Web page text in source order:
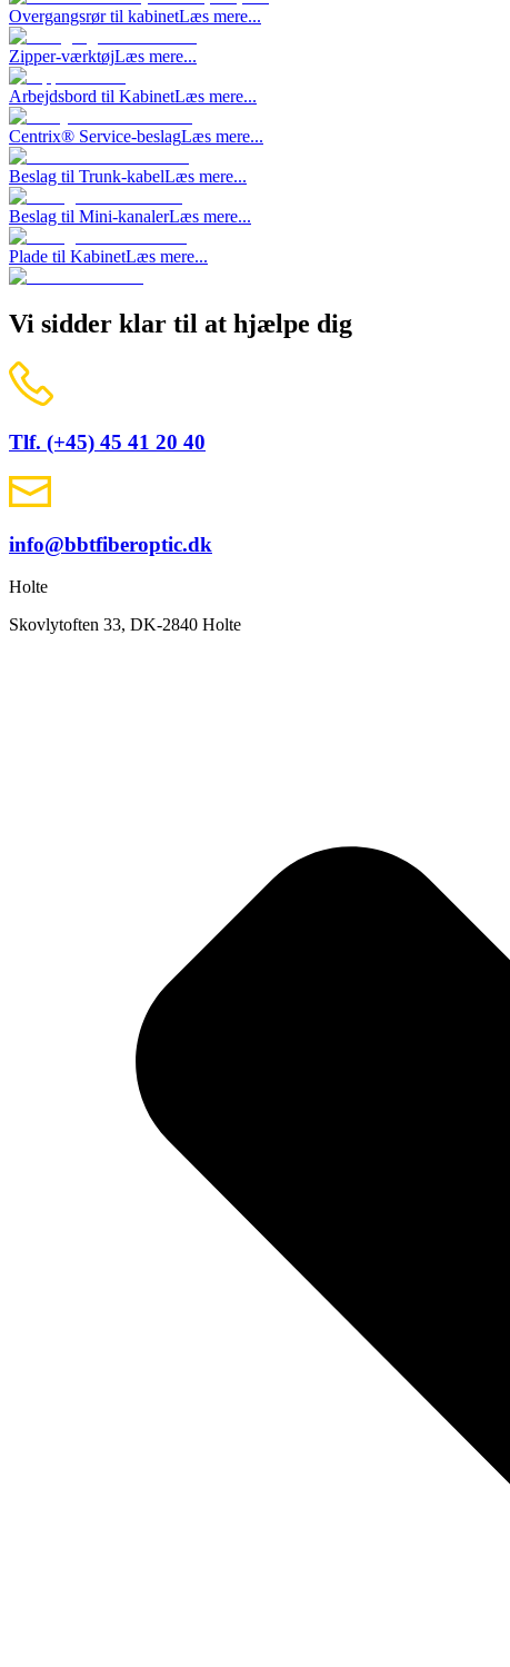
Overgangsrør til kabinetLæs mere...
Zipper-værktøjLæs mere...
Arbejdsbord til KabinetLæs mere...
Centrix® Service-beslagLæs mere...
Beslag til Trunk-kabelLæs mere...
Beslag til Mini-kanalerLæs mere...
Plade til KabinetLæs mere...
Vi sidder klar til at hjælpe dig
Tlf. (+45) 45 41 20 40
info@bbtfiberoptic.dk
Holte
Skovlytoften 33, DK-2840 Holte